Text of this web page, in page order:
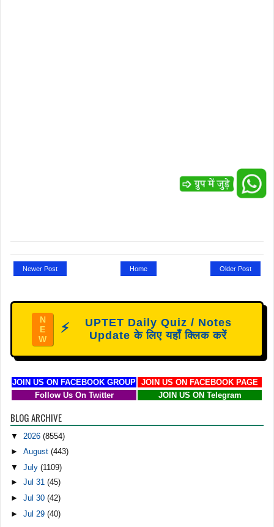
Newer Post Older Post
Home
N
E
W
⚡
UPTET Daily Quiz / Notes
Update के लिए यहाँ क्लिक करें
JOIN US ON FACEBOOK GROUP
JOIN US ON FACEBOOK PAGE
Follow Us On Twitter
JOIN US ON Telegram
BLOG ARCHIVE
▼2026(8554)
►August(443)
▼July(1109)
►Jul 31(45)
►Jul 30(42)
►Jul 29(40)